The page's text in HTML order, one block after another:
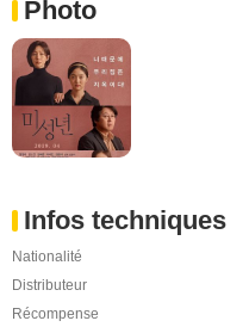
Photo
Infos techniques
Nationalité
Distributeur
Récompense